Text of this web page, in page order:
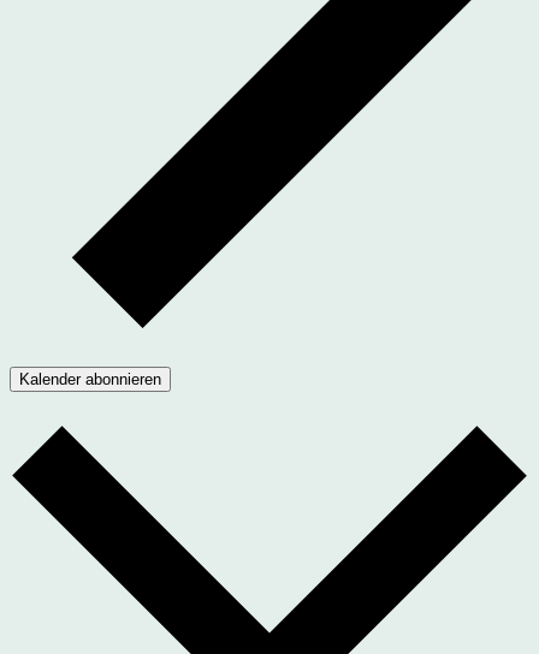
Kalender abonnieren